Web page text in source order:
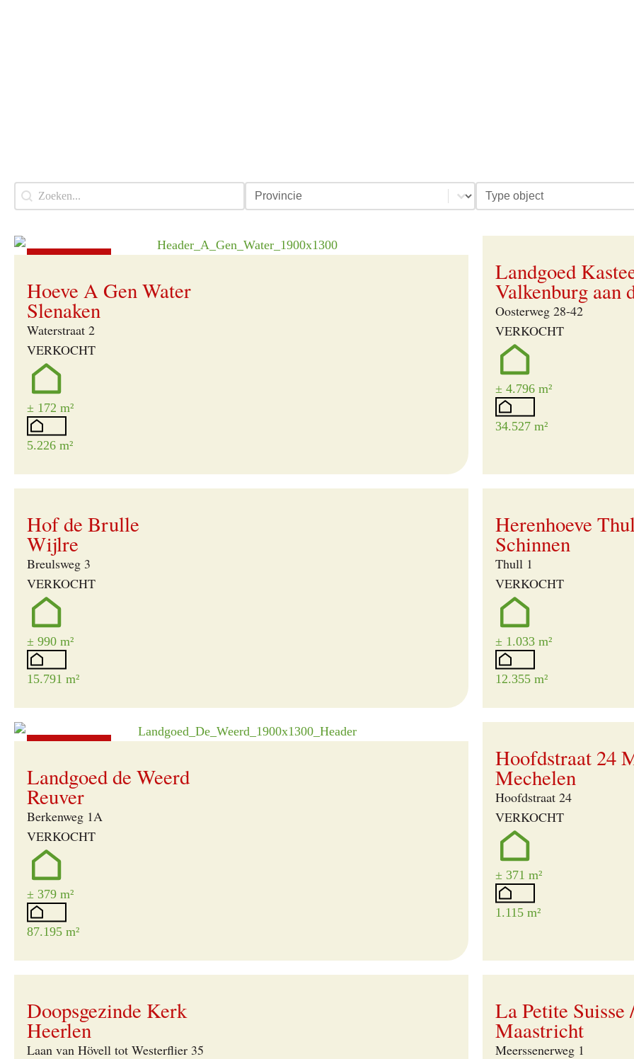
Search
Search content Provincie Type object
Hoeve A Gen Water
Slenaken
Waterstraat 2
VERKOCHT
± 172 m²
5.226 m²
Verkocht
Landgoed
Valkenburg aan
Oosterweg 28-42
VERKOCHT
± 4.796 m²
34.527 m²
Verkocht
Hof de Brulle
Wijlre
Breulsweg 3
VERKOCHT
± 990 m²
15.791 m²
Verkocht
Herenhoeve
Schinnen
Thull 1
VERKOCHT
± 1.033 m²
12.355 m²
Landgoed de Weerd
Reuver
Berkenweg 1A
VERKOCHT
± 379 m²
87.195 m²
Verkocht
Hoofdstraat 24
Mechelen
Hoofdstraat 24
VERKOCHT
± 371 m²
1.115 m²
Doopsgezinde Kerk
Heerlen
Laan van Hövell tot Westerflier 35
Verkocht
La Petite
Maastricht
Meerssenerweg 1